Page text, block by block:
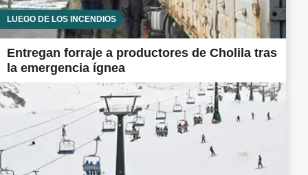
LUEGO DE LOS INCENDIOS
Entregan forraje a productores de Cholila tras
la emergencia ígnea